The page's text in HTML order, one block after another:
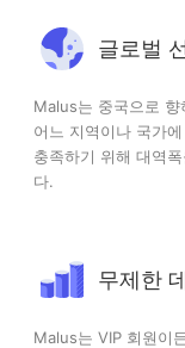
글로벌
Malus는 중국으로 향
어느 지역이나 국가
충족하기 위해 대역
다.
무제한
Malus는 VIP 회원이